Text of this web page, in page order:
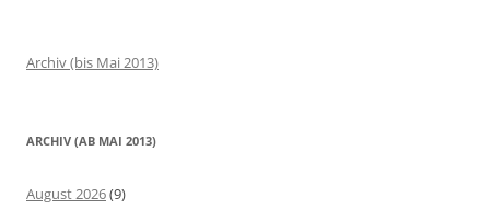
Archiv (bis Mai 2013)
ARCHIV (AB MAI 2013)
August 2026(9)